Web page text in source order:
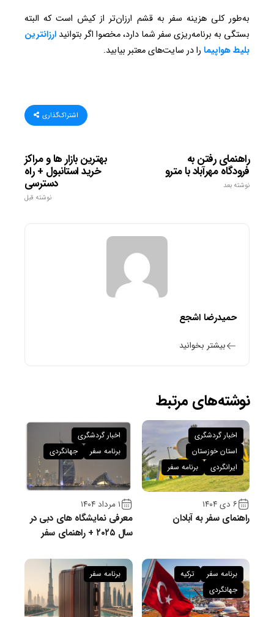
به‌طور کلی هزینه سفر به قشم ارزان‌تر از کیش است که البته
بستگی به برنامه‌ریزی سفر شما دارد، مخصوا اگر بتوانید ارزانترین
بلیط هواپیما را در سایت‌های معتبر بیابید.
اشتراک‌گذاری
بهترین بازار ها و مراکز
خرید استانبول + راه
دسترسی
نوشته قبل
راهنمای رفتن به
فرودگاه مهرآباد با مترو
نوشته بعد
حمیدرضا اشجع
بیشتر بخوانید
نوشته‌های مرتبط
۶ دی ۱۴۰۴
راهنمای سفر به آبادان
اخبار گردشگری
استان خوزستان
ایرانگردی
برنامه سفر
۱ مرداد ۱۴۰۴
معرفی نمایشگاه های دبی در
سال ۲۰۲۵ + راهنمای سفر
اخبار گردشگری
برنامه سفر
جهانگردی
برنامه سفر
ترکیه
جهانگردی
برنامه سفر